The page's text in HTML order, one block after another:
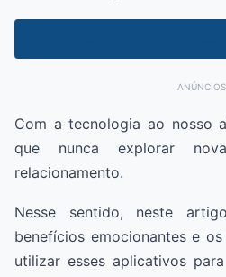
ANÚNCIOS
Com a tecnologia ao nosso
que nunca explorar
relacionamento.
Nesse sentido, neste
benefícios emocionantes e
utilizar esses aplicativos